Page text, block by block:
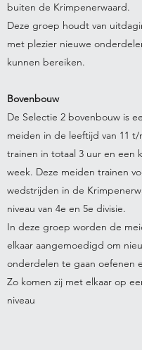
buiten de Krimpenerwaard.
Deze groep houdt van
met plezier nieuwe
kunnen bereiken.
Bovenbouw
De Selectie 2 bovenbouw is
meiden in de leeftijd van 11 t/
trainen in totaal 3 uur en een
week. Deze meiden trainen
wedstrijden in de
niveau van 4e en 5e divisie.
In deze groep worden de
elkaar aangemoedigd om
onderdelen te gaan oefenen
Zo komen zij met elkaar op
niveau